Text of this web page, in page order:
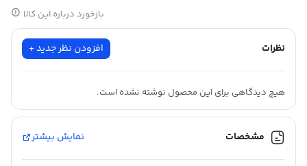
دارای فرمولاسیون OAT و بهره گیری ازمواد آلی جهت استفاده در
آلی
بازخورد درباره این کالا
نظرات افزودن نظر جدید +
هیچ دیدگاهی برای این محصول نوشته نشده است.
مشخصات نمایش بیشتر